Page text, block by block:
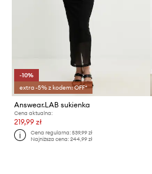
-10%
extra -5% z kodem: OFF*
Answear.LAB sukienka
Cena aktualna:
219,99 zł
Cena regularna:539,99 zł
Najniższa cena:244,99 zł